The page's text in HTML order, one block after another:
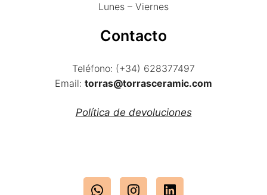
Lunes – Viernes
Contacto
Teléfono: (+34) 628377497
Email: torras@torrasceramic.com
Política de devoluciones